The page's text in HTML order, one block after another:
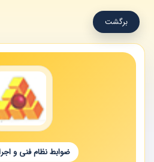
برگشت
ضوابط نظام فنی و